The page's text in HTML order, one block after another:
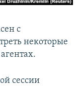
с
некоторые
сессии